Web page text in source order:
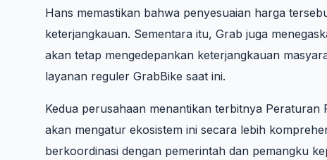
Hans memastikan bahwa penyesuaian harga
keterjangkauan. Sementara itu, Grab juga
akan tetap mengedepankan keterjangkauan
layanan reguler GrabBike saat ini.
Kedua perusahaan menantikan terbitnya
akan mengatur ekosistem ini secara lebih
berkoordinasi dengan pemerintah dan pemangku